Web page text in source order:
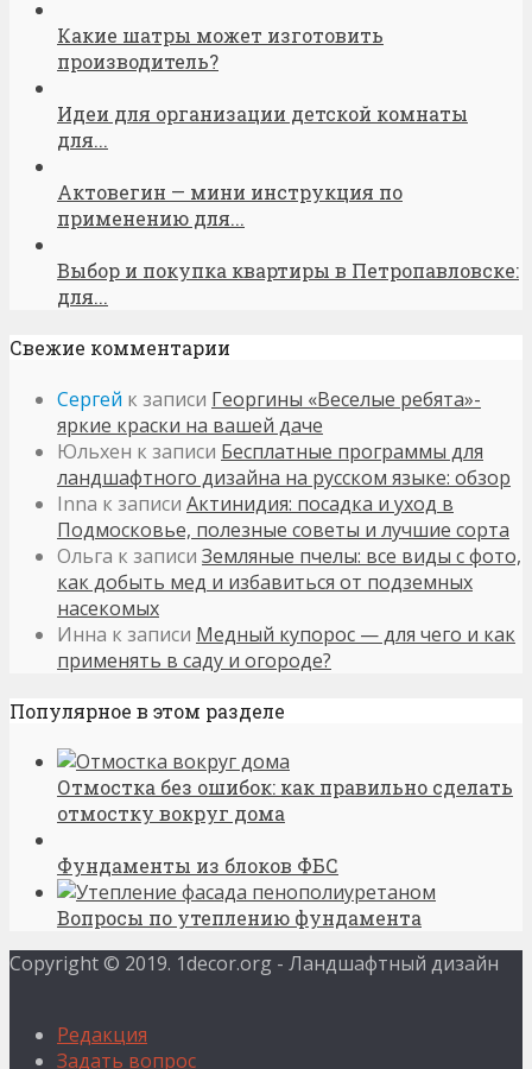
Какие шатры может изготовить
производитель?
Идеи для организации детской комнаты
для...
Актовегин — мини инструкция по
применению для...
Выбор и покупка квартиры в Петропавловске:
для...
Свежие комментарии
Сергей к записи Георгины «Веселые ребята»-
яркие краски на вашей даче
Юльхен к записи Бесплатные программы для
ландшафтного дизайна на русском языке: обзор
Inna к записи Актинидия: посадка и уход в
Подмосковье, полезные советы и лучшие сорта
Ольга к записи Земляные пчелы: все виды с фото,
как добыть мед и избавиться от подземных
насекомых
Инна к записи Медный купорос — для чего и как
применять в саду и огороде?
Популярное в этом разделе
Отмостка без ошибок: как правильно сделать
отмостку вокруг дома
Фундаменты из блоков ФБС
Вопросы по утеплению фундамента
Copyright © 2019. 1decor.org - Ландшафтный дизайн
Редакция
Задать вопрос